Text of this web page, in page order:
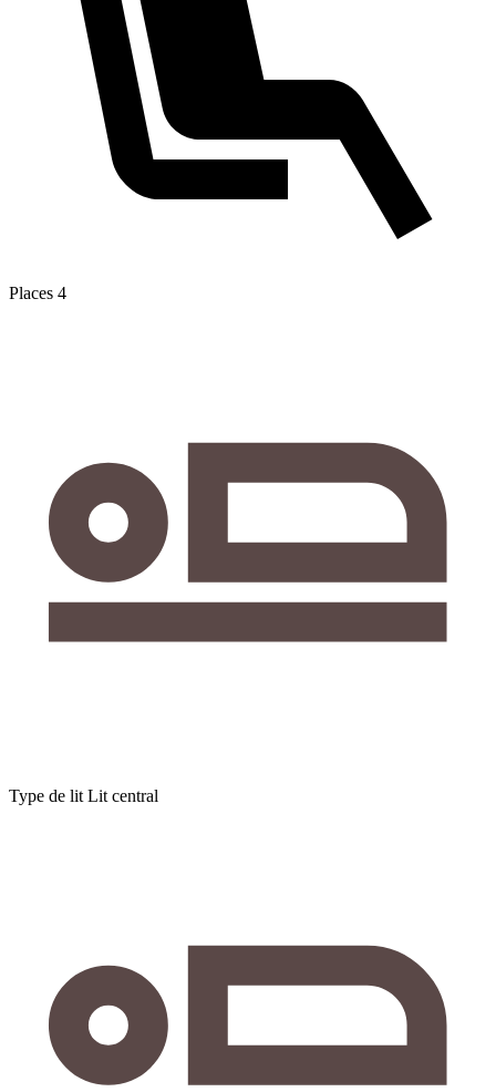
Places 4
Type de lit Lit central